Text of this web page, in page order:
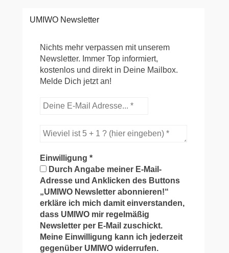
UMIWO Newsletter
Nichts mehr verpassen mit unserem
Newsletter. Immer Top informiert,
kostenlos und direkt in Deine Mailbox.
Melde Dich jetzt an!
Einwilligung*
Durch Angabe meiner E-Mail-
Adresse und Anklicken des Buttons
„UMIWO Newsletter abonnieren!“
erkläre ich mich damit einverstanden,
dass UMIWO mir regelmäßig
Newsletter per E-Mail zuschickt.
Meine Einwilligung kann ich jederzeit
gegenüber UMIWO widerrufen.